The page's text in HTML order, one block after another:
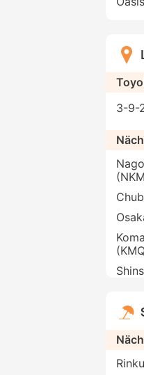
3-9-